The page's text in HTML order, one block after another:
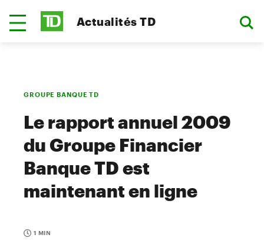
Actualités TD
GROUPE BANQUE TD
Le rapport annuel 2009
du Groupe Financier
Banque TD est
maintenant en ligne
1 MIN